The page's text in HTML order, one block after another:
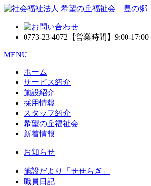
0773-23-4072 【営業時間】9:00-17:00
MENU
ホーム
サービス紹介
施設紹介
採用情報
スタッフ紹介
希望の丘福祉会
新着情報
お知らせ
施設だより「せせらぎ」
職員日記